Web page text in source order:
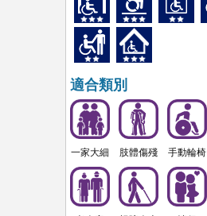
適合類別
一家大細 肢體傷殘 手動輪椅